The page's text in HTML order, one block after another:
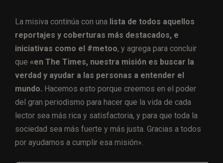
La misiva continúa con una lista de todos aquellos
reportajes y coberturas más destacados, e
iniciativas como el #metoo, y agrega para concluir
que «en The Times, nuestra misión es buscar la
verdad y ayudar a las personas a entender el
mundo. Hacemos esto porque creemos en el poder
del gran periodismo para hacer que la vida de cada
lector sea más rica y satisfactoria, y para que toda la
sociedad sea más fuerte y más justa. Gracias a todos
por ayudarnos a cumplir esa misión».